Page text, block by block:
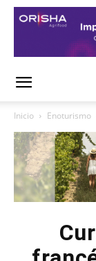
Inicio Enoturismo